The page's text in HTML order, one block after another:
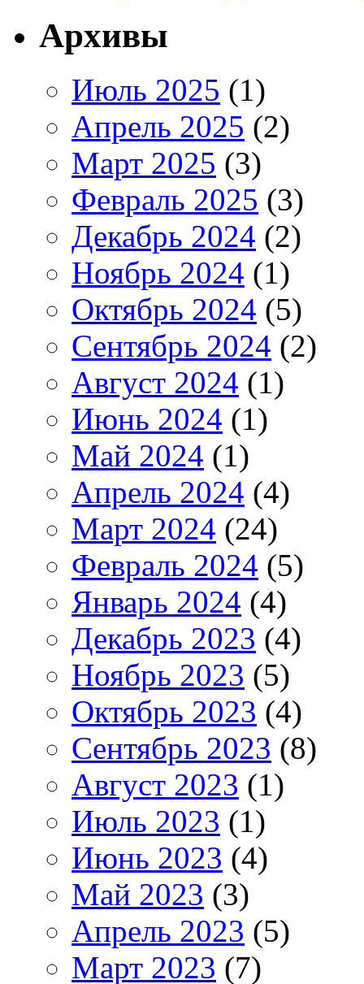
Архивы
Июль 2025 (1)
Апрель 2025 (2)
Март 2025 (3)
Февраль 2025 (3)
Декабрь 2024 (2)
Ноябрь 2024 (1)
Октябрь 2024 (5)
Сентябрь 2024 (2)
Август 2024 (1)
Июнь 2024 (1)
Май 2024 (1)
Апрель 2024 (4)
Март 2024 (24)
Февраль 2024 (5)
Январь 2024 (4)
Декабрь 2023 (4)
Ноябрь 2023 (5)
Октябрь 2023 (4)
Сентябрь 2023 (8)
Август 2023 (1)
Июль 2023 (1)
Июнь 2023 (4)
Май 2023 (3)
Апрель 2023 (5)
Март 2023 (7)